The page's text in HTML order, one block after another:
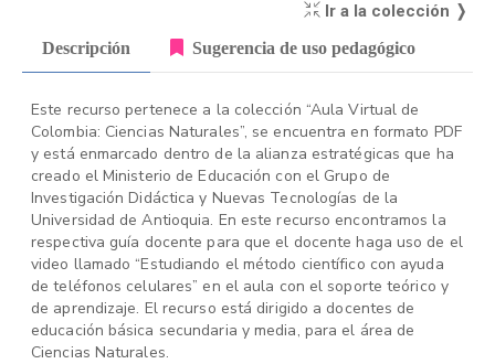
Ir a la colección ❭
Descripción Sugerencia de uso pedagógico
Este recurso pertenece a la colección “Aula Virtual de
Colombia: Ciencias Naturales”, se encuentra en formato PDF
y está enmarcado dentro de la alianza estratégicas que ha
creado el Ministerio de Educación con el Grupo de
Investigación Didáctica y Nuevas Tecnologías de la
Universidad de Antioquia. En este recurso encontramos la
respectiva guía docente para que el docente haga uso de el
video llamado “Estudiando el método científico con ayuda
de teléfonos celulares” en el aula con el soporte teórico y
de aprendizaje. El recurso está dirigido a docentes de
educación básica secundaria y media, para el área de
Ciencias Naturales.